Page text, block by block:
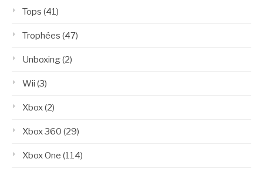
Tops (41)
Trophées (47)
Unboxing(2)
Wii (3)
Xbox(2)
Xbox 360 (29)
Xbox One (114)